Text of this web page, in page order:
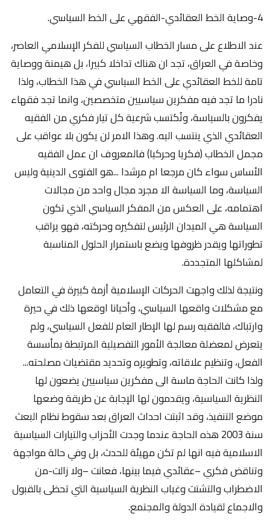
4-وصاية الخط العقائدي-الفقهي على الخط السياسي.
عند الاطلاع على مسار الخطاب السياسي للفكر الإسلامي العاصر،
وخاصة في العراق، تجد ان هناك تداخلا كبيرا، بل هيمنة ووصاية
تامة للخط العقائدي على الخط السياسي في هذا الخطاب، ولذا
نادرا ما تجد فيه مفكرين سياسيين متخصصين، وانما تجد فقهاء
يفكرون بالسياسة، وتُكتسب شرعية كل تيار فكري من الفقيه
العقائدي الذي ينتسب اليه. وهذا الامر لن يكون بلا عواقب على
مجمل الخطاب (فكريا وحركيا) فالمعروف ان عمل الفقيه
الأساس سواء كان مرجعا ام مرشدا ...هو الفتوى الدينية وليس
السياسة، وما السياسة الا مجرد مجال واحد من مجالات
اهتمامه، على العكس من المفكر السياسي الذي تكون
السياسة هي الميدان الرئيس لتفكيره وحركته، فهو يراقب
تطوراتها ويقدر ظروفها ويضع باستمرار الحلول المناسبة
لمشاكلها المتجددة.
ونتيجة لذلك واجهت الحركات الإسلامية أزمة كبيرة في التعامل
مع مشكلات واقعها السياسي، وأحيانا اوقعها ذلك في حيرة
وارتباك، فالفقيه رسم لها الإطار العام للفعل السياسي، ولم
يتعرض لمعضلة معالجة الأمور التفصيلية المرتبطة بمأسسة
الفعل، وتنظيم علاقاته، وتطويره وتحديد مقتضيات مصلحته...
ولذا كانت الحاجة ماسة الى مفكرين سياسيين يضعون لها
النظرية السياسية، ويقدمون لها الإجابة عن طريقة وضعها
موضع التنفيذ، وقد اثبتت احداث العراق بعد سقوط نظام البعث
سنة 2003 هذه الحاجة عندما وجدت الأحزاب والتيارات السياسية
الاسلامية فيه انها لم تكن مهيئة للحدث، بل وفي حالة مواجهة
وتناقض فكري –عقائدي فيما بينها، فعانت –ولا زالت-من
الاضطراب والتشتت وغياب النظرية السياسية التي تحظى بالقبول
والاجماع لقيادة الدولة والمجتمع.